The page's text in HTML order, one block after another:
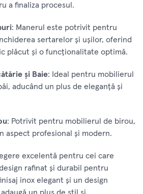
a finaliza procesul.
: Manerul este potrivit pentru
sertarelor și ușilor, oferind
plăcut și o funcționalitate optimă.
și Baie: Ideal pentru mobilierul
aducând un plus de eleganță și
: Potrivit pentru mobilierul de birou,
aspect profesional și modern.
excelentă pentru cei care
rafinat și durabil pentru
inox elegant și un design